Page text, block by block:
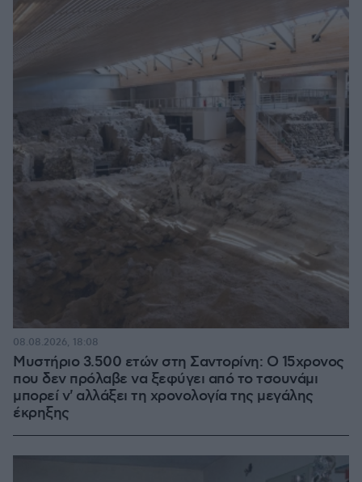
Μυστήριο 3.500 ετών στη Σαντορίνη: Ο 15χρονος
που δεν πρόλαβε να ξεφύγει από το τσουνάμι
μπορεί ν' αλλάξει τη χρονολογία της μεγάλης
έκρηξης
08.08.2026, 18:08